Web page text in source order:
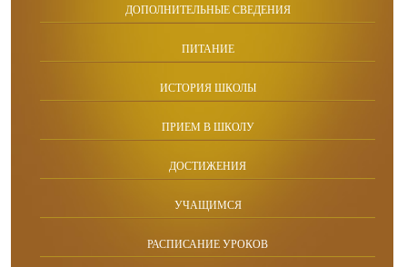
ДОПОЛНИТЕЛЬНЫЕ СВЕДЕНИЯ
ПИТАНИЕ
ИСТОРИЯ ШКОЛЫ
ПРИЕМ В ШКОЛУ
ДОСТИЖЕНИЯ
УЧАЩИМСЯ
РАСПИСАНИЕ УРОКОВ